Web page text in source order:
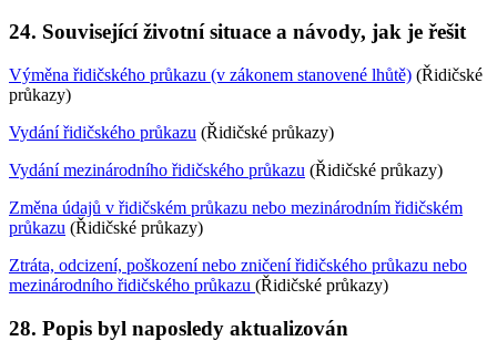
24. Související životní situace a návody, jak je řešit
Výměna řidičského průkazu (v zákonem stanovené lhůtě) (Řidičské
průkazy)
Vydání řidičského průkazu (Řidičské průkazy)
Vydání mezinárodního řidičského průkazu (Řidičské průkazy)
Změna údajů v řidičském průkazu nebo mezinárodním řidičském
průkazu (Řidičské průkazy)
Ztráta, odcizení, poškození nebo zničení řidičského průkazu nebo
mezinárodního řidičského průkazu (Řidičské průkazy)
28. Popis byl naposledy aktualizován